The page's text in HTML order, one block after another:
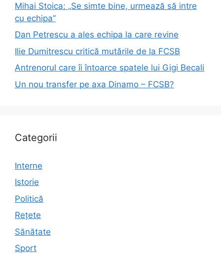
Mihai Stoica: „Se simte bine, urmează să intre
cu echipa”
Dan Petrescu a ales echipa la care revine
Ilie Dumitrescu critică mutările de la FCSB
Antrenorul care îi întoarce spatele lui Gigi Becali
Un nou transfer pe axa Dinamo – FCSB?
Categorii
Interne
Istorie
Politică
Rețete
Sănătate
Sport